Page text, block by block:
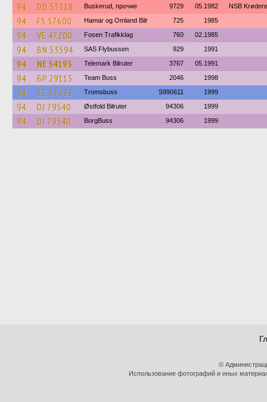
94 DD 53318 Buskerud, прочие 9729 05.1982 NSB
94 FS 57600 Hamar og Omland Bilr 725 1985
94 VE 47200 Fosen Trafikklag 760 02.1985
94 BN 53594 SAS Flybussen 929 1991
94 NE 54193 Telemark Bilruter 3767 05.1991
94 BP 29115 Team Buss 2046 1998
94 ZE 67632 Tromsbuss S990611 1999
94 DJ 79540 Østfold Bilruter 94306 1999
94 DJ 79540 BorgBuss 94306 1999
©
Использование фотографий и иных